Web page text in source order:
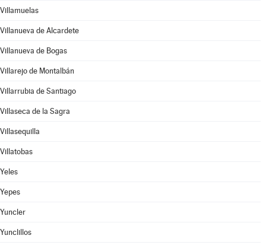
Villamuelas
Villanueva de Alcardete
Villanueva de Bogas
Villarejo de Montalbán
Villarrubia de Santiago
Villaseca de la Sagra
Villasequilla
Villatobas
Yeles
Yepes
Yuncler
Yunclillos